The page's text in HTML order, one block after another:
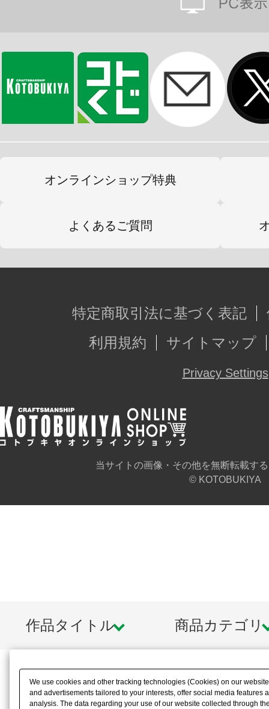
“邪眼”バージョンの差し替えフェイ
ベースは同じく「ARTFX J」シリー
キャラクターと接続可能。
今もなおファンから熱く支持され
ざいます。
※前回生産時から価格を変更しての
オンラインショップ特典
よくあるご質問
特定商取引法に基づく表記
利用規約
サイトマップ
Privacy Settings
当サイトの画像・その他を無断転載す
© KOTOBUKIYA
作品タイトル 商品カテゴリ
We use cookies and other tracking technologies (Cookies) on our
and advertisements tailored to your interests, offer social media features
analysis. The data regarding your use of our website collected through